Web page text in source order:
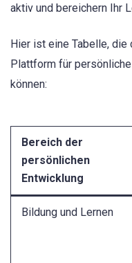
aktiv und bereichern Ihr
Hier ist eine Tabelle,
Plattform für
können:
Bereich der
persönlichen
Entwicklung
Bildung und Lernen